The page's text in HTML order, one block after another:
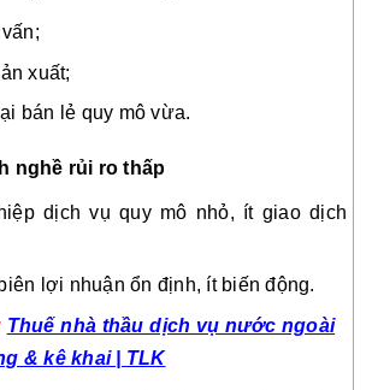
xuất;
bán lẻ quy mô vừa.
nghề rủi ro thấp
dịch vụ quy mô nhỏ, ít giao dịch
lợi nhuận ổn định, ít biến động.
Thuế nhà thầu dịch vụ nước ngoài
& kê khai | TLK